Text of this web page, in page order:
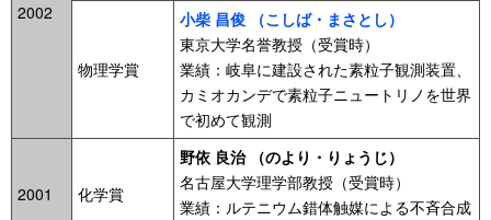
2002
物理学賞
小柴 昌俊 （こしば・まさとし）
東京大学名誉教授（受賞時）
業績：岐阜に建設された素粒子観測装置、
カミオカンデで素粒子ニュートリノを世界
で初めて観測
2001 化学賞
野依 良治 （のより・りょうじ）
名古屋大学理学部教授（受賞時）
業績：ルテニウム錯体触媒による不斉合成